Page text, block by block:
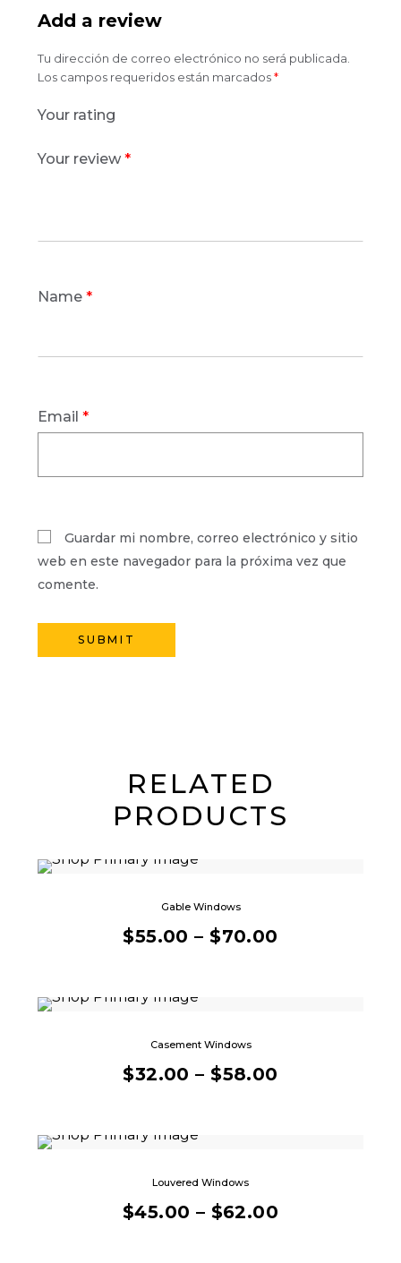
Add a review
Tu dirección de correo electrónico no será publicada.
Los campos requeridos están marcados*
Your rating
Your review*
Name*
Email*
Guardar mi nombre, correo electrónico y sitio
web en este navegador para la próxima vez que
comente.
RELATED
PRODUCTS
Gable Windows
$55.00 –$70.00
Casement Windows
$32.00 –$58.00
Louvered Windows
$45.00 – $62.00